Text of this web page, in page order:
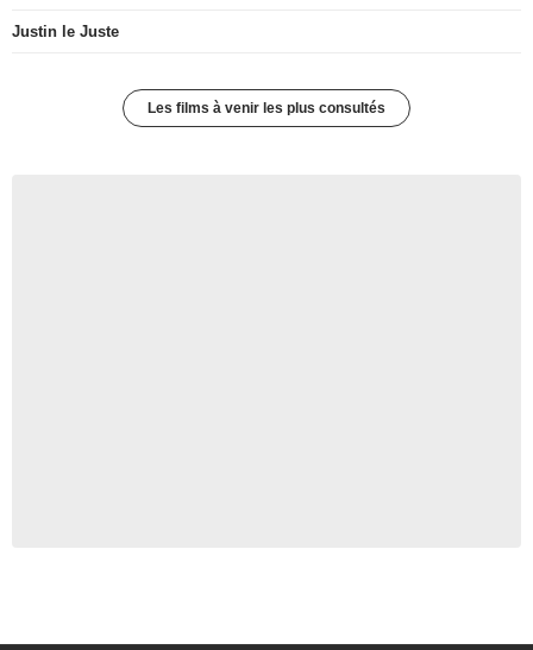
Justin le Juste
Les films à venir les plus consultés